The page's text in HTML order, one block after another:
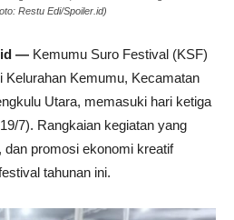
Restu Edi/Spoiler.id)
— Kemumu Suro Festival (KSF)
Kelurahan Kemumu, Kecamatan
Utara, memasuki hari ketiga
7). Rangkaian kegiatan yang
dan promosi ekonomi kreatif
tahunan ini.